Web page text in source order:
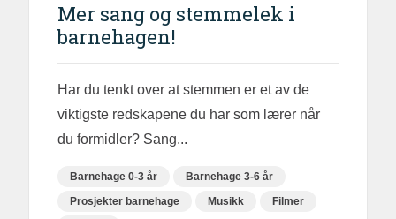
Mer sang og stemmelek i
barnehagen!
Har du tenkt over at stemmen er et av de
viktigste redskapene du har som lærer når
du formidler? Sang...
Barnehage 0-3 år
Barnehage 3-6 år
Prosjekter barnehage
Musikk
Filmer